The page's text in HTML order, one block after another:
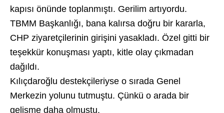
kapısı önünde toplanmıştı. Gerilim artıyordu.
TBMM Başkanlığı, bana kalırsa doğru bir kararla,
CHP ziyaretçilerinin girişini yasakladı. Özel gitti bir
teşekkür konuşması yaptı, kitle olay çıkmadan
dağıldı.
Kılıçdaroğlu destekçileriyse o sırada Genel
Merkezin yolunu tutmuştu. Çünkü o arada bir
gelişme daha olmuştu.